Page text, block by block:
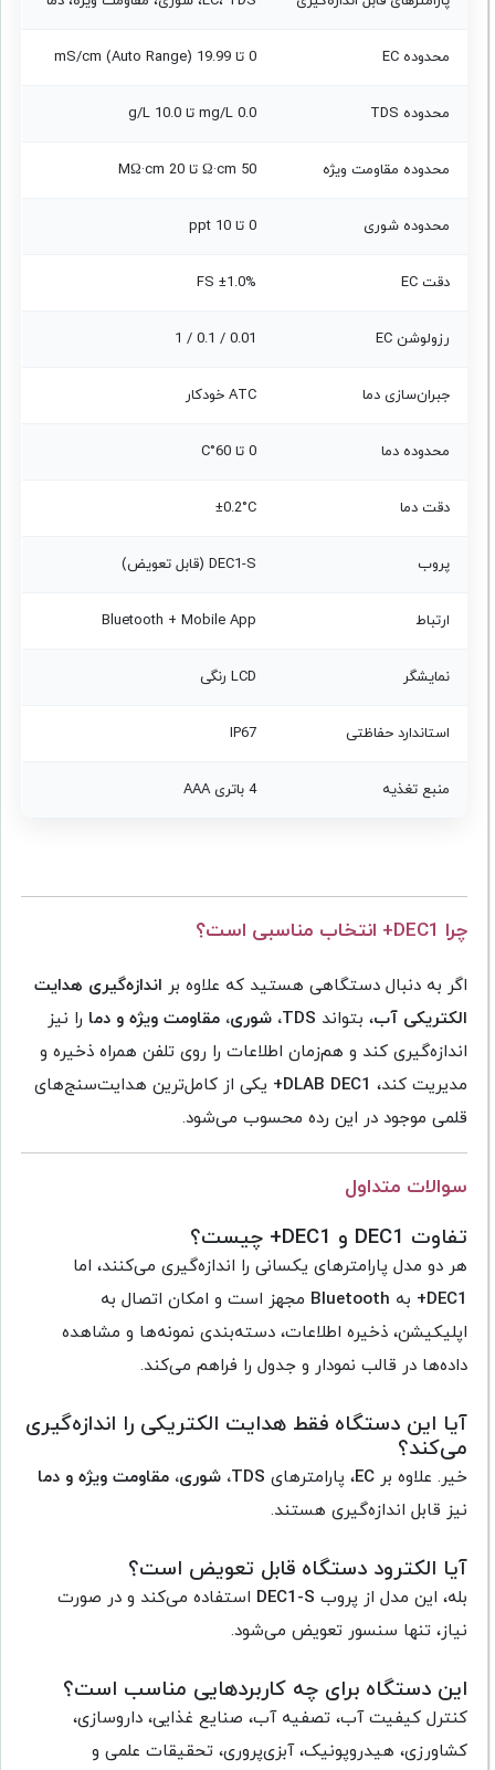
محدوده EC 0 تا 19.99 mS/cm (Auto Range)
محدوده TDS 0.0 mg/L تا 10.0 g/L
محدوده مقاومت ویژه 50 Ω·cm تا 20 MΩ·cm
محدوده شوری 0 تا 10 ppt
دقت EC ±1.0% FS
رزولوشن EC 0.01 / 0.1 / 1
جبران‌سازی دما ATC خودکار
محدوده دما 0 تا 60°C
دقت دما ±0.2°C
پروب DEC1-S (قابل تعویض)
ارتباط Bluetooth + Mobile App
نمایشگر LCD رنگی
استاندارد حفاظتی IP67
منبع تغذیه 4 باتری AAA
چرا DEC1+ انتخاب مناسبی است؟
اگر به دنبال دستگاهی هستید که علاوه بر اندازه‌گیری هدایت
الکتریکی آب، بتواند TDS، شوری، مقاومت ویژه و دما
را نیز
اندازه‌گیری کند و هم‌زمان اطلاعات را روی تلفن همراه ذخیره و
مدیریت کند، DLAB DEC1+
یکی از کامل‌ترین هدایت‌سنج‌های
قلمی موجود در این رده محسوب می‌شود.
سوالات متداول
تفاوت DEC1 و DEC1+ چیست؟
هر دو مدل پارامترهای یکسانی را اندازه‌گیری می‌کنند، اما
DEC1+
به Bluetooth مجهز است و امکان اتصال به
اپلیکیشن، ذخیره اطلاعات، دسته‌بندی نمونه‌ها و مشاهده
داده‌ها در قالب نمودار و جدول را فراهم می‌کند.
آیا این دستگاه فقط هدایت الکتریکی را اندازه‌گیری
می‌کند؟
خیر. علاوه برEC، پارامترهای TDS، شوری، مقاومت ویژه و دما
نیز قابل اندازه‌گیری هستند.
آیا الکترود دستگاه قابل تعویض است؟
بله، این مدل از پروب DEC1-S استفاده می‌کند و در صورت
نیاز، تنها سنسور تعویض می‌شود.
این دستگاه برای چه کاربردهایی مناسب است؟
کنترل کیفیت آب، تصفیه آب، صنایع غذایی، داروسازی،
کشاورزی، هیدروپونیک، آبزی‌پروری، تحقیقات علمی و